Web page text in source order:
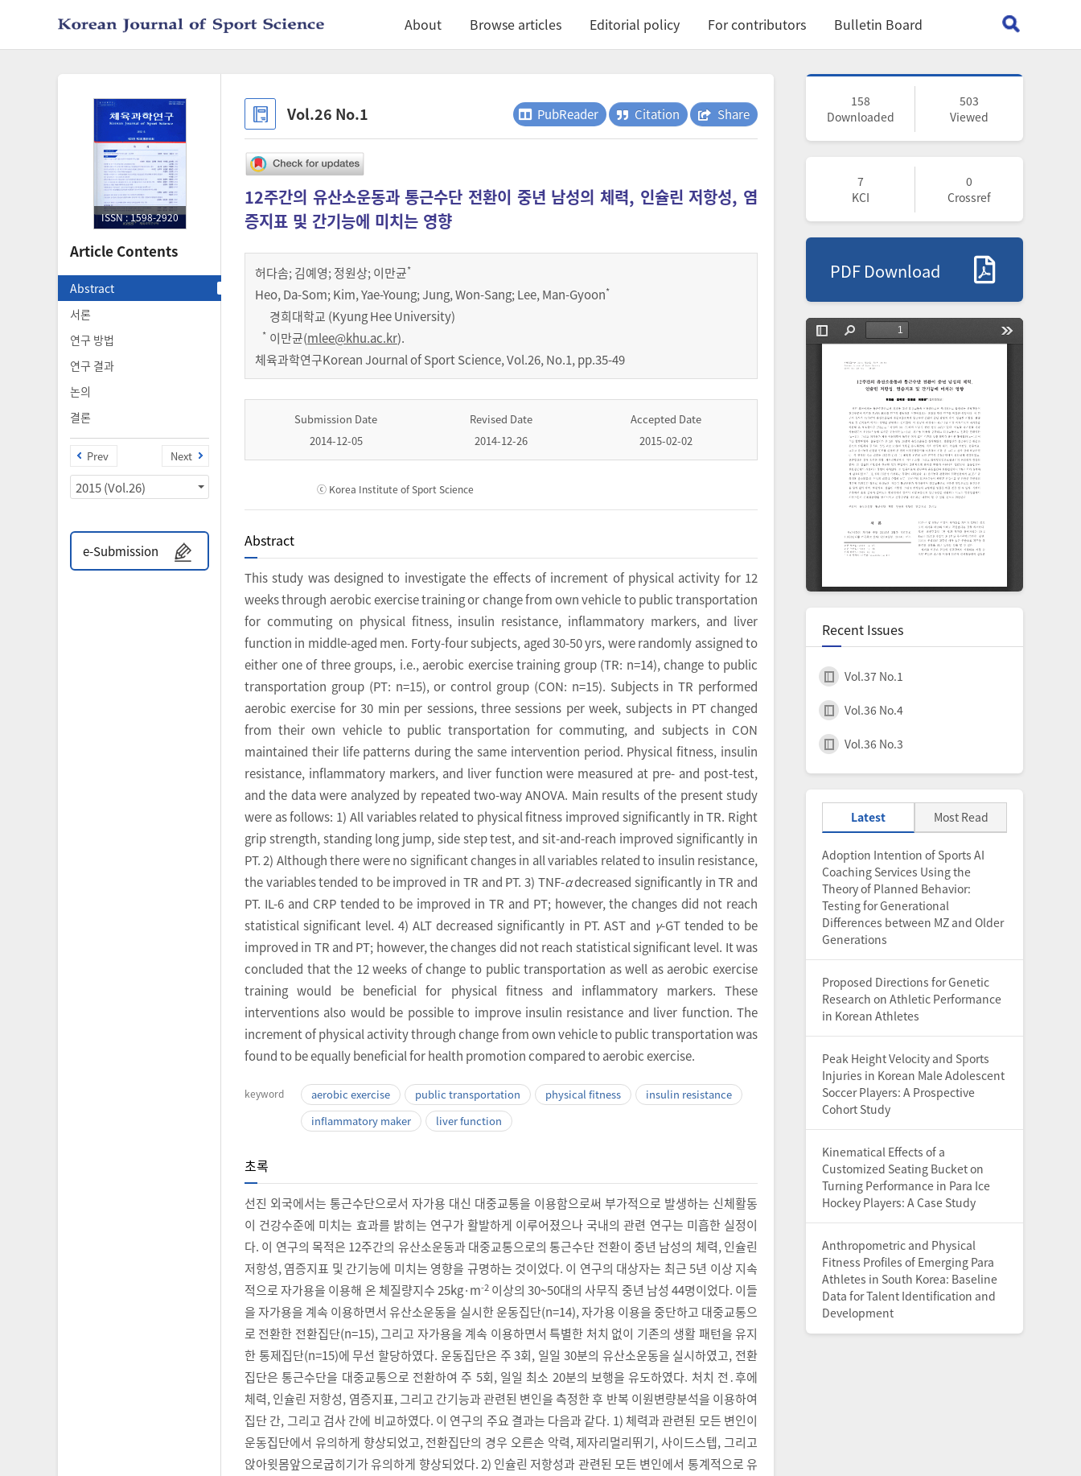
About Browse articles Editorial policy For contributors Bulletin Board
ISSN : 1598-2920
Article Contents
Abstract
서론
연구 방법
연구 결과
논의
결론
Prev Next
2015 (Vol.26)
e-Submission
Vol.26 No.1 PubReader Citation Share
12주간의 유산소운동과 통근수단 전환이 중년 남성의 체력, 인슐린 저항성, 염
증지표 및 간기능에 미치는 영향
허다솜;김예영;정원상;이만균*
Heo, Da-Som; Kim, Yae-Young; Jung, Won-Sang; Lee, Man-Gyoon*
경희대학교 (Kyung Hee University)
* 이만균(mlee@khu.ac.kr).
체육과학연구Korean Journal of Sport Science,Vol.26,No.1,pp.35-49
Submission Date
2014-12-05
Revised Date
2014-12-26
Accepted Date
2015-02-02
ⓒ Korea Institute of Sport Science
Abstract
This study was designed to investigate the effects of increment of physical activity for 12
weeks through aerobic exercise training or change from own vehicle to public transportation
for commuting on physical fitness, insulin resistance, inflammatory markers, and liver
function in middle-aged men. Forty-four subjects, aged 30-50 yrs, were randomly assigned to
either one of three groups, i.e., aerobic exercise training group (TR: n=14), change to public
transportation group (PT: n=15), or control group (CON: n=15). Subjects in TR performed
aerobic exercise for 30 min per sessions, three sessions per week, subjects in PT changed
from their own vehicle to public transportation for commuting, and subjects in CON
maintained their life patterns during the same intervention period. Physical fitness, insulin
resistance, inflammatory markers, and liver function were measured at pre- and post-test,
and the data were analyzed by repeated two-way ANOVA. Main results of the present study
were as follows: 1) All variables related to physical fitness improved significantly in TR. Right
grip strength, standing long jump, side step test, and sit-and-reach improved significantly in
PT. 2) Although there were no significant changes in all variables related to insulin resistance,
the variables tended to be improved in TR and PT. 3) TNF-αdecreased significantly in TR and
PT. IL-6 and CRP tended to be improved in TR and PT; however, the changes did not reach
statistical significant level. 4) ALT decreased significantly in PT. AST and γ-GT tended to be
improved in TR and PT; however, the changes did not reach statistical significant level. It was
concluded that the 12 weeks of change to public transportation as well as aerobic exercise
training would be beneficial for physical fitness and inflammatory markers. These
interventions also would be possible to improve insulin resistance and liver function. The
increment of physical activity through change from own vehicle to public transportation was
found to be equally beneficial for health promotion compared to aerobic exercise.
keyword aerobic exercise public transportation physical fitness
insulin resistance
inflammatory maker
liver function
초록
선진 외국에서는 통근수단으로서 자가용 대신 대중교통을 이용함으로써 부가적으로 발생하는 신체활동
이 건강수준에 미치는 효과를 밝히는 연구가 활발하게 이루어졌으나 국내의 관련 연구는 미흡한 실정이
다. 이 연구의 목적은 12주간의 유산소운동과 대중교통으로의 통근수단 전환이 중년 남성의 체력, 인슐린
저항성, 염증지표 및 간기능에 미치는 영향을 규명하는 것이었다. 이 연구의 대상자는 최근 5년 이상 지속
적으로 자가용을 이용해 온 체질량지수 25kg·m-2이상의 30~50대의 사무직 중년 남성 44명이었다. 이들
을 자가용을 계속 이용하면서 유산소운동을 실시한 운동집단(n=14), 자가용 이용을 중단하고 대중교통으
로 전환한 전환집단(n=15), 그리고 자가용을 계속 이용하면서 특별한 처치 없이 기존의 생활 패턴을 유지
한 통제집단(n=15)에 무선 할당하였다. 운동집단은 주 3회, 일일 30분의 유산소운동을 실시하였고, 전환
집단은 통근수단을 대중교통으로 전환하여 주 5회, 일일 최소 20분의 보행을 유도하였다. 처치 전․후에
체력, 인슐린 저항성, 염증지표, 그리고 간기능과 관련된 변인을 측정한 후 반복 이원변량분석을 이용하여
집단 간, 그리고 검사 간에 비교하였다. 이 연구의 주요 결과는 다음과 같다. 1) 체력과 관련된 모든 변인이
운동집단에서 유의하게 향상되었고, 전환집단의 경우 오른손 악력, 제자리멀리뛰기, 사이드스텝, 그리고
앉아윗몸앞으로굽히기가 유의하게 향상되었다. 2) 인슐린 저항성과 관련된 모든 변인에서 통계적으로 유
158
Downloaded
503
Viewed
7
KCI
0
Crossref
PDF Download
Recent Issues
Vol.37 No.1
Vol.36 No.4
Vol.36 No.3
Latest Most Read
Adoption Intention of Sports AI
Coaching Services Using the
Theory of Planned Behavior:
Testing for Generational
Differences between MZ and Older
Generations
Proposed Directions for Genetic
Research on Athletic Performance
in Korean Athletes
Peak Height Velocity and Sports
Injuries in Korean Male Adolescent
Soccer Players: A Prospective
Cohort Study
Kinematical Effects of a
Customized Seating Bucket on
Turning Performance in Para Ice
Hockey Players: A Case Study
Anthropometric and Physical
Fitness Profiles of Emerging Para
Athletes in South Korea: Baseline
Data for Talent Identification and
Development